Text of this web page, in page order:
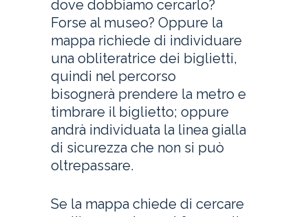
dove dobbiamo cercarlo?
Forse al museo? Oppure la
mappa richiede di individuare
una obliteratrice dei biglietti,
quindi nel percorso
bisognerà prendere la metro e
timbrare il biglietto; oppure
andrà individuata la linea gialla
di sicurezza che non si può
oltrepassare.
Se la mappa chiede di cercare